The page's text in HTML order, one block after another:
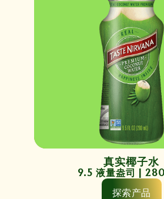
真实椰子水
9.5 液量盎司 |
探索产品